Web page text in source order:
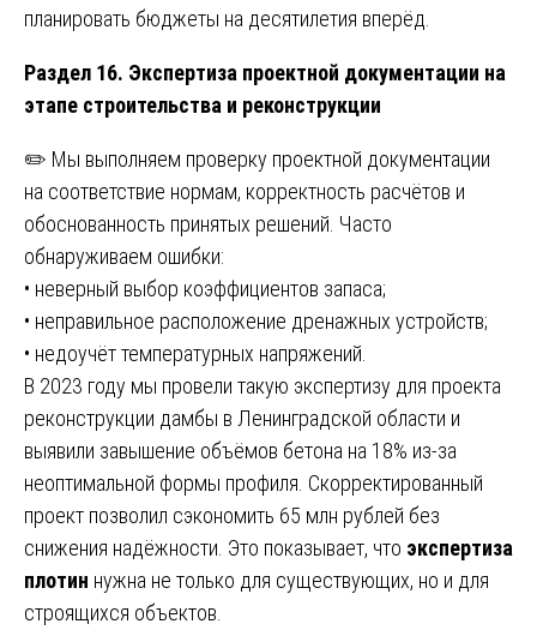
планировать бюджеты на десятилетия вперёд.
Раздел 16. Экспертиза проектной документации на
этапе строительства и реконструкции
✏️ Мы выполняем проверку проектной документации
на соответствие нормам, корректность расчётов и
обоснованность принятых решений. Часто
обнаруживаем ошибки:
• неверный выбор коэффициентов запаса;
• неправильное расположение дренажных устройств;
• недоучёт температурных напряжений.
В 2023 году мы провели такую экспертизу для проекта
реконструкции дамбы в Ленинградской области и
выявили завышение объёмов бетона на 18% из-за
неоптимальной формы профиля. Скорректированный
проект позволил сэкономить 65 млн рублей без
снижения надёжности. Это показывает, что экспертиза
плотин нужна не только для существующих, но и для
строящихся объектов.